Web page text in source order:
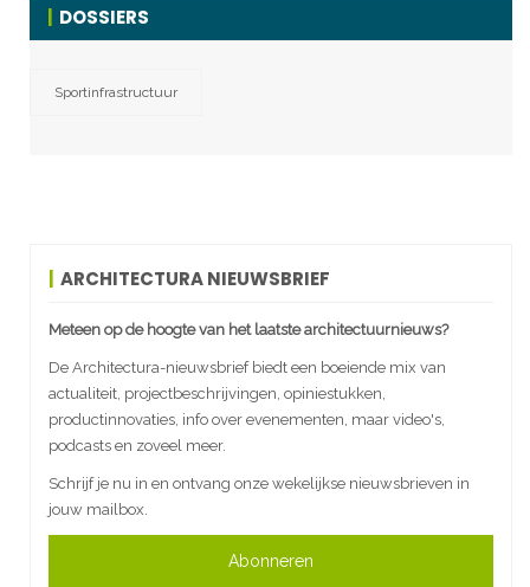
DOSSIERS
Sportinfrastructuur
ARCHITECTURA NIEUWSBRIEF
Meteen op de hoogte van het laatste architectuurnieuws?
De Architectura-nieuwsbrief biedt een boeiende mix van
actualiteit, projectbeschrijvingen, opiniestukken,
productinnovaties, info over evenementen, maar video's,
podcasts en zoveel meer.
Schrijf je nu in en ontvang onze wekelijkse nieuwsbrieven in
jouw mailbox.
Abonneren